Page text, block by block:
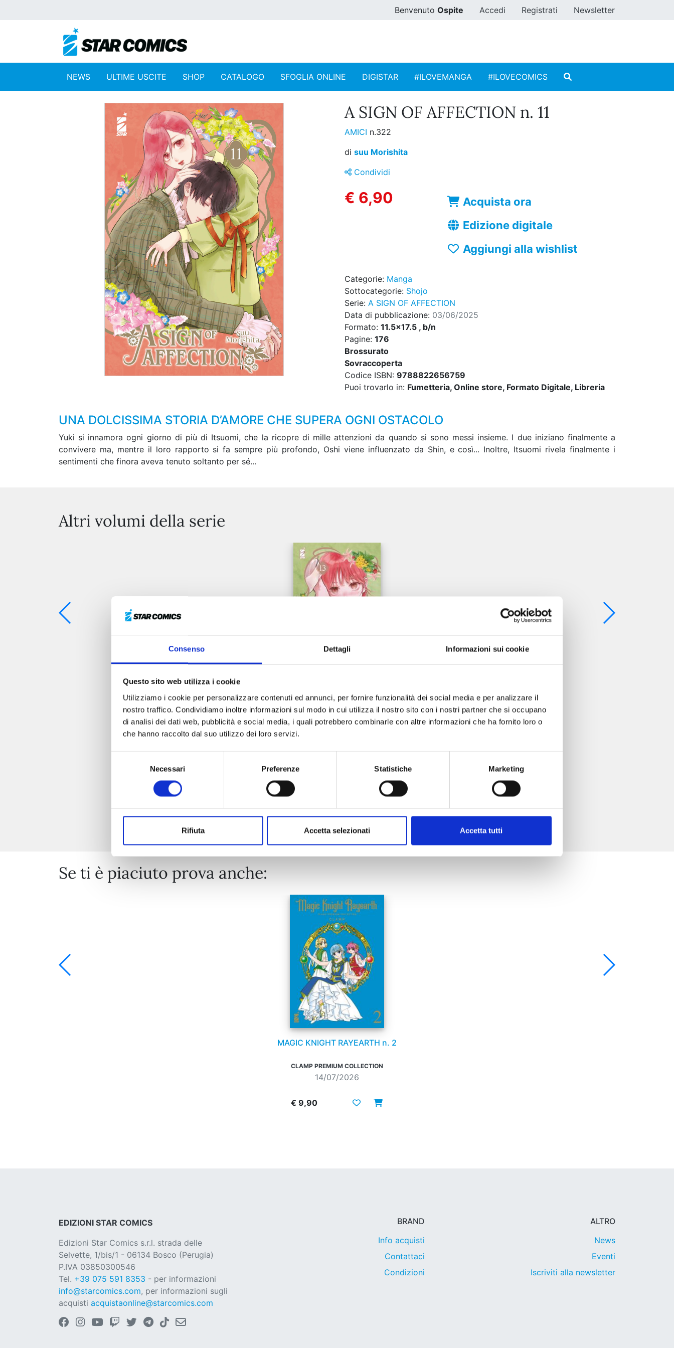
Consenso Dettagli Informazioni sui cookie
Questo sito web utilizza i cookie
Utilizziamo i cookie per personalizzare contenuti ed annunci, per fornire funzionalità dei social media e per analizzare il
nostro traffico. Condividiamo inoltre informazioni sul modo in cui utilizza il nostro sito con i nostri partner che si occupano
di analisi dei dati web, pubblicità e social media, i quali potrebbero combinarle con altre informazioni che ha fornito loro o
che hanno raccolto dal suo utilizzo dei loro servizi.
Necessari Preferenze Statistiche Marketing
Rifiuta Accetta selezionati Accetta tutti
Benvenuto Ospite Accedi Registrati Newsletter
NEWS ULTIME USCITE SHOP CATALOGO SFOGLIA ONLINE DIGISTAR #ILOVEMANGA #ILOVECOMICS
A SIGN OF AFFECTION n. 11
AMICI n.322
di suu Morishita
Condividi
€ 6,90
Acquista ora
Edizione digitale
Aggiungi alla wishlist
Categorie: Manga
Sottocategorie: Shojo
Serie: A SIGN OF AFFECTION
Data di pubblicazione: 03/06/2025
Formato: 11.5x17.5 , b/n
Pagine: 176
Brossurato
Sovraccoperta
Codice ISBN: 9788822656759
Puoi trovarlo in: Fumetteria, Online store, Formato Digitale, Libreria
UNA DOLCISSIMA STORIA D’AMORE CHE SUPERA OGNI OSTACOLO
Yuki si innamora ogni giorno di più di Itsuomi, che la ricopre di mille attenzioni da quando si sono messi insieme. I due iniziano finalmente a
convivere ma, mentre il loro rapporto si fa sempre più profondo, Oshi viene influenzato da Shin, e così... Inoltre, Itsuomi rivela finalmente i
sentimenti che finora aveva tenuto soltanto per sé...
Altri volumi della serie
26/05/2026
€ 6,90
Mostra tutto
Se ti è piaciuto prova anche:
MAGIC KNIGHT RAYEARTH n. 2
CLAMP PREMIUM COLLECTION
14/07/2026
€ 9,90
EDIZIONI STAR COMICS
Edizioni Star Comics s.r.l. strada delle
Selvette, 1/bis/1 - 06134 Bosco (Perugia)
P.IVA 03850300546
Tel. +39 075 591 8353 - per informazioni
info@starcomics.com, per informazioni sugli
acquisti acquistaonline@starcomics.com
BRAND
Info acquisti
Contattaci
Condizioni
ALTRO
News
Eventi
Iscriviti alla newsletter